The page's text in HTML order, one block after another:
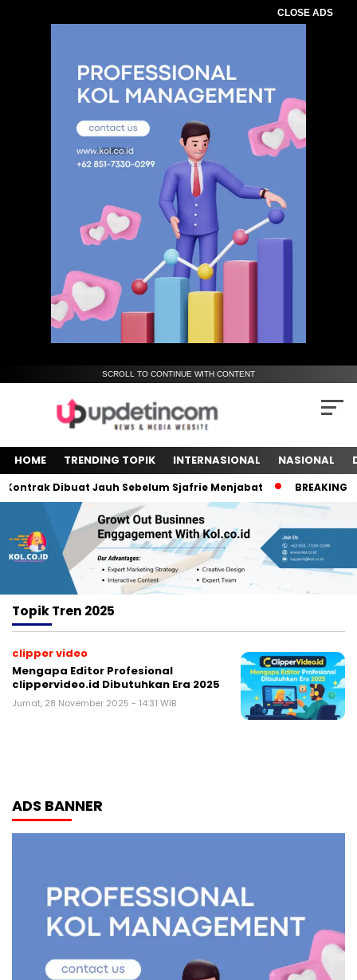
CLOSE ADS
SCROLL TO CONTINUE WITH CONTENT
HOME TRENDING TOPIK INTERNASIONAL NASIONAL
Dibuat Jauh Sebelum Sjafrie Menjabat BREAKING
TopikTren 2025
clipper video
Mengapa Editor Profesional
clippervideo.id Dibutuhkan Era 2025
Jumat, 28 November 2025 - 14:31 WIB
ADS BANNER